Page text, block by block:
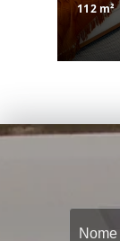
112 m²